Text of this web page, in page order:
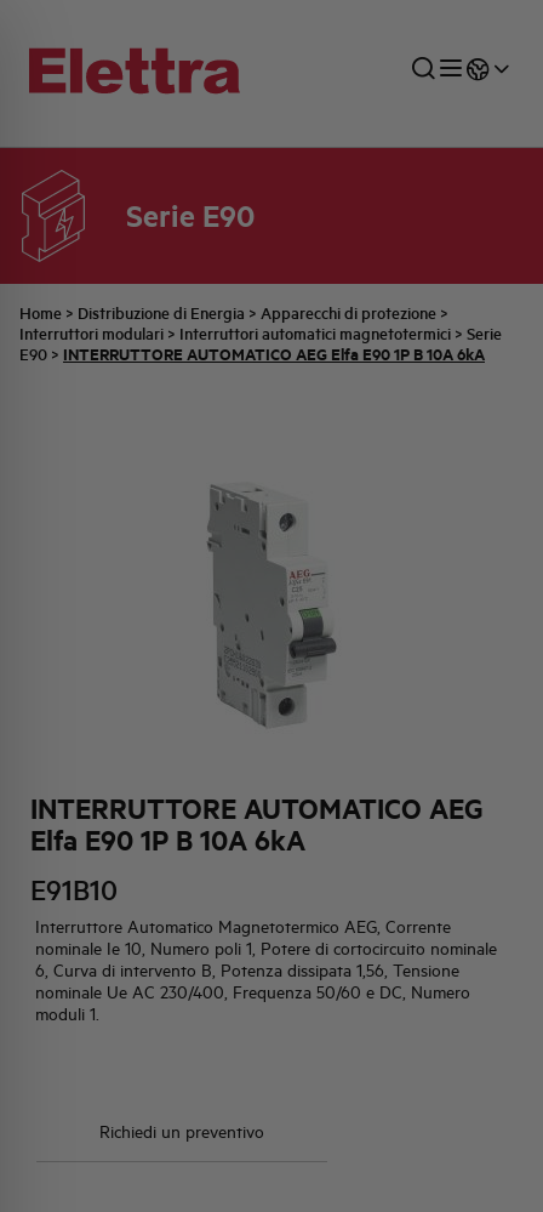
Serie E90
Home > Distribuzione di Energia > Apparecchi di protezione >
Interruttori modulari > Interruttori automatici magnetotermici > Serie
E90 > INTERRUTTORE AUTOMATICO AEG Elfa E90 1P B 10A 6kA
INTERRUTTORE AUTOMATICO AEG
Elfa E90 1P B 10A 6kA
E91B10
Interruttore Automatico Magnetotermico AEG, Corrente
nominale Ie 10, Numero poli 1, Potere di cortocircuito nominale
6, Curva di intervento B, Potenza dissipata 1,56, Tensione
nominale Ue AC 230/400, Frequenza 50/60 e DC, Numero
moduli 1.
Richiedi un preventivo
SETTORI
INDUSTRIALE
DISTRIBUZIONE DI ENERGIA
AUTOMAZIONE INDUSTRIALE
RETE COMMERCIALE
UFFICIO TECNICO
PREVENTIVAZIONE
COMMESSE QUADRI
AZIENDA
FAMIGLIA BELLINI
IDENTITÀ AZIENDALE
ATTIVITÀ E MERCATI
TUTTE LE NEWS
ULTIME NOTIZIE ISTITUZIONALI
JOB CAREERS
PARTNER